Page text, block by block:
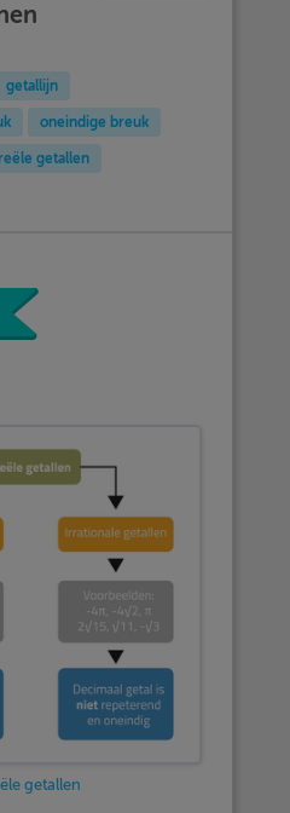
getallijn
oneindige breuk
getallen
getallen